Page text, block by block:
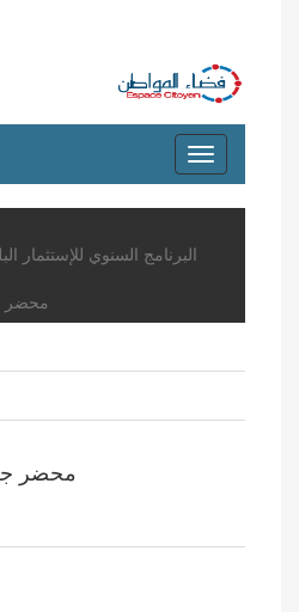
البرنامج السنوي للإستثمار
محضر
محضر